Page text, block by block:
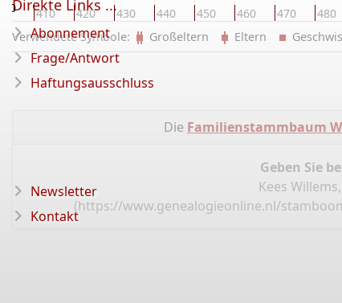
410 420 430 440 450 460 470 480
Verwendete Symbole: Großeltern Eltern
Die Familienstammbaum
Geben Sie
Kees
(https://www.genealogieonline.nl/
Direkte Links ...
Abonnement
Frage/Antwort
Haftungsausschluss
Newsletter
Kontakt